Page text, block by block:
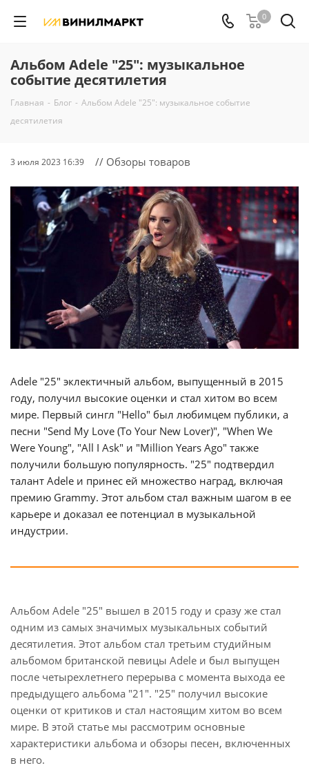
0
Альбом Adele "25": музыкальное
событие десятилетия
Главная - Блог - Альбом Adele "25": музыкальное событие
десятилетия
3 июля 2023 16:39 // Обзоры товаров
Adele "25" эклектичный альбом, выпущенный в 2015
году, получил высокие оценки и стал хитом во всем
мире. Первый сингл "Hello" был любимцем публики, а
песни "Send My Love (To Your New Lover)", "When We
Were Young", "All I Ask" и "Million Years Ago" также
получили большую популярность. "25" подтвердил
талант Adele и принес ей множество наград, включая
премию Grammy. Этот альбом стал важным шагом в ее
карьере и доказал ее потенциал в музыкальной
индустрии.
Альбом Adele "25" вышел в 2015 году и сразу же стал
одним из самых значимых музыкальных событий
десятилетия. Этот альбом стал третьим студийным
альбомом британской певицы Adele и был выпущен
после четырехлетнего перерыва с момента выхода ее
предыдущего альбома "21". "25" получил высокие
оценки от критиков и стал настоящим хитом во всем
мире. В этой статье мы рассмотрим основные
характеристики альбома и обзоры песен, включенных
в него.